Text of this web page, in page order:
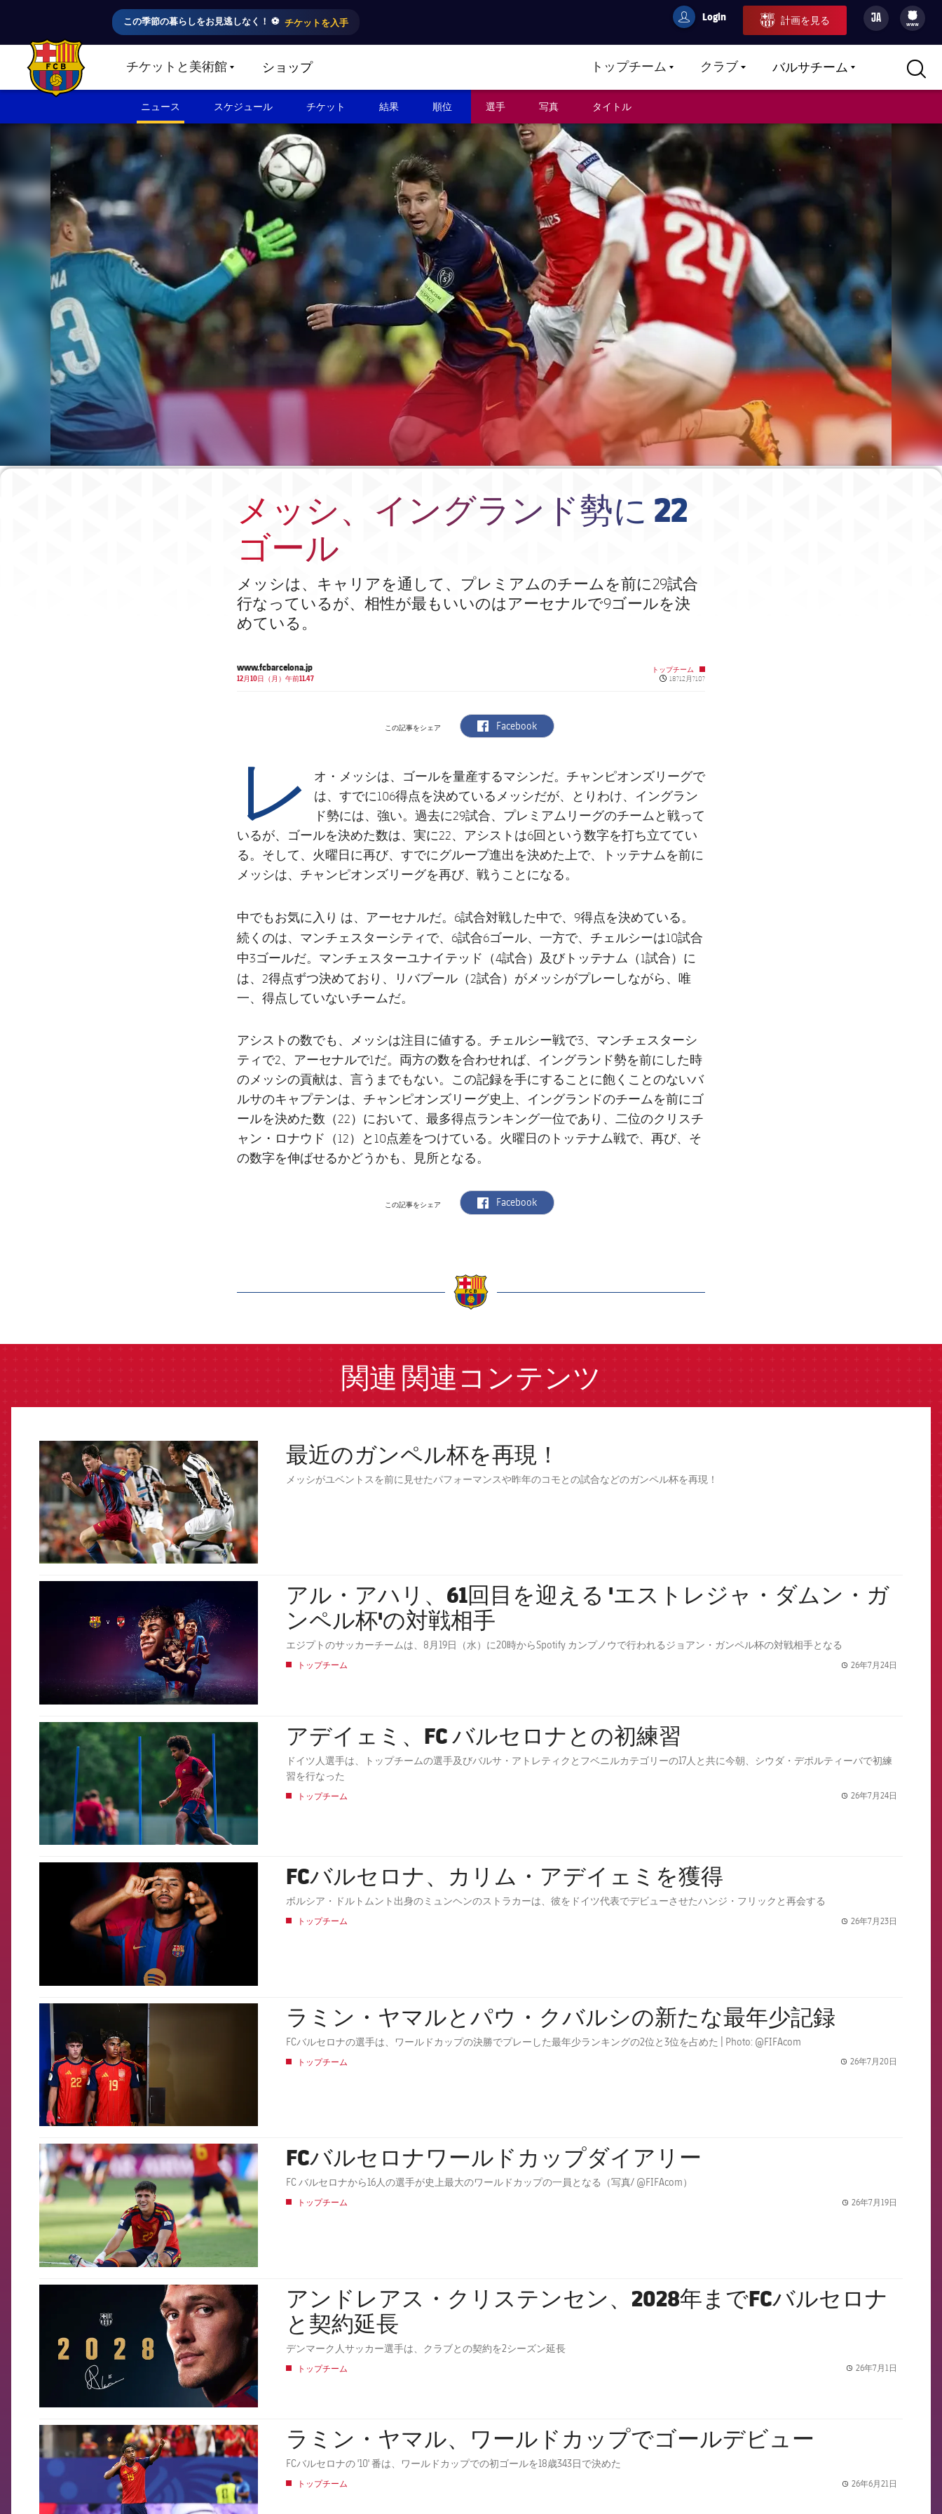
この季節の暮らしをお見逃しなく！ ⚽️ チケットを入手 userCulers
Login 計画を見る JA
filled-badge
www
FC Barcelona club badge チケットと美術館LABEL.SHARE.CARETDOWNショップ トップチームLABEL.ARIA.CARETDOWN
クラブLABEL.ARIA.CARETDOWN
バルサチームLABEL.ARIA.CARETDOWN
ニュース スケジュール チケット 結果 順位 選手 写真 タイトル
メッシ、イングランド勢に 22
ゴール
メッシは、キャリアを通して、プレミアムのチームを前に29試合
行なっているが、相性が最もいいのはアーセナルで9ゴールを決
めている。
www.fcbarcelona.jp
12月10日（月）午前11.47
トップチーム
Published news
18?12月?10?
この記事をシェア label.aria.facebook
Facebook
レ
オ・メッシは、ゴールを量産するマシンだ。チャンピオンズリーグで
は、すでに106得点を決めているメッシだが、とりわけ、イングラン
ド勢には、強い。過去に29試合、プレミアムリーグのチームと戦って
いるが、ゴールを決めた数は、実に22、アシストは6回という数字を打ち立ててい
る。そして、火曜日に再び、すでにグループ進出を決めた上で、トッテナムを前に
メッシは、チャンピオンズリーグを再び、戦うことになる。
中でもお気に入り は、 アーセナルだ。6試合対戦した中で、9得点を決めている。
続くのは、 マンチェスターシティで、6試合6ゴール、一方で、 チェルシーは10試合
中3ゴールだ。 マンチェスターユナイテッド （4試合）及びトッテナム （1試合）に
は、2得点ずつ決めており、
リバプール （2試合）がメッシがプレーしながら、唯
一、得点していないチームだ。
アシストの数でも、メッシは注目に値する。チェルシー戦で3、マンチェスターシ
ティで2、アーセナルで1だ。両方の数を合わせれば、イングランド勢を前にした時
のメッシの貢献は、言うまでもない。この記録を手にすることに飽くことのないバ
ルサのキャプテンは、チャンピオンズリーグ史上、イングランドのチームを前にゴ
ールを決めた数（22）において、最多得点ランキング一位であり、二位のクリスチ
ャン・ロナウド（12）と10点差をつけている。火曜日のトッテナム戦で、再び、そ
の数字を伸ばせるかどうかも、見所となる。
この記事をシェア label.aria.facebook
Facebook
関連 関連コンテンツ
FCB Barcelona badge 最近のガンペル杯を再現！
メッシがユベントスを前に見せたパフォーマンスや昨年のコモとの試合などのガンペル杯を再現！
アル・アハリ、61回目を迎える 'エストレジャ・ダムン・ガ
ンペル杯'の対戦相手
エジプトのサッカーチームは、8月19日（水）に20時からSpotify カンプノウで行われるジョアン・ガンペル杯の対戦相手となる
トップチーム 26年7月24日
FCB Barcelona badge アデイェミ、FC バルセロナとの初練習
ドイツ人選手は、トップチームの選手及びバルサ・アトレティクとフベニルカテゴリーの17人と共に今朝、シウダ・デポルティーバで初練
習を行なった
トップチーム 26年7月24日
FCB Barcelona badge FCバルセロナ、カリム・アデイェミを獲得
ボルシア・ドルトムント出身のミュンヘンのストラカーは、彼をドイツ代表でデビューさせたハンジ・フリックと再会する
トップチーム 26年7月23日
FCB Barcelona badge ラミン・ヤマルとパウ・クバルシの新たな最年少記録
FCバルセロナの選手は、ワールドカップの決勝でプレーした最年少ランキングの2位と3位を占めた | Photo: @FIFAcom
トップチーム 26年7月20日
FCB Barcelona badge FCバルセロナワールドカップダイアリー
FC バルセロナから16人の選手が史上最大のワールドカップの一員となる（写真/ @FIFAcom）
トップチーム 26年7月19日
アンドレアス・クリステンセン、2028年までFCバルセロナ
と契約延長
デンマーク人サッカー選手は、クラブとの契約を2シーズン延長
トップチーム 26年7月1日
FCB Barcelona badge ラミン・ヤマル、ワールドカップでゴールデビュー
FCバルセロナの '10' 番は、ワールドカップでの初ゴールを18歳343日で決めた
トップチーム 26年6月21日